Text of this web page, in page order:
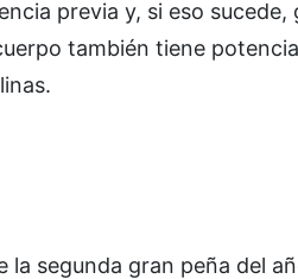
previa y, si eso sucede,
también tiene
segunda gran peña del